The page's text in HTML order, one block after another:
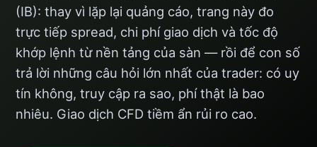
(IB): thay vì lặp lại quảng cáo, trang này đo
trực tiếp spread, chi phí giao dịch và tốc độ
khớp lệnh từ nền tảng của sàn — rồi để con số
trả lời những câu hỏi lớn nhất của trader: có uy
tín không, truy cập ra sao, phí thật là bao
nhiêu. Giao dịch CFD tiềm ẩn rủi ro cao.